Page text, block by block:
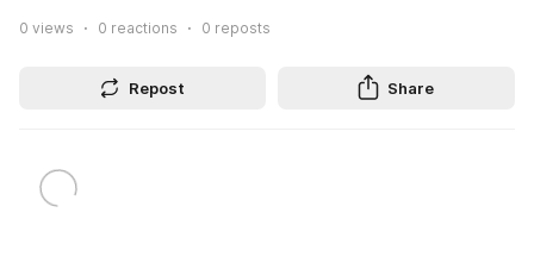
0 views 0 reactions 0 reposts
Repost Share